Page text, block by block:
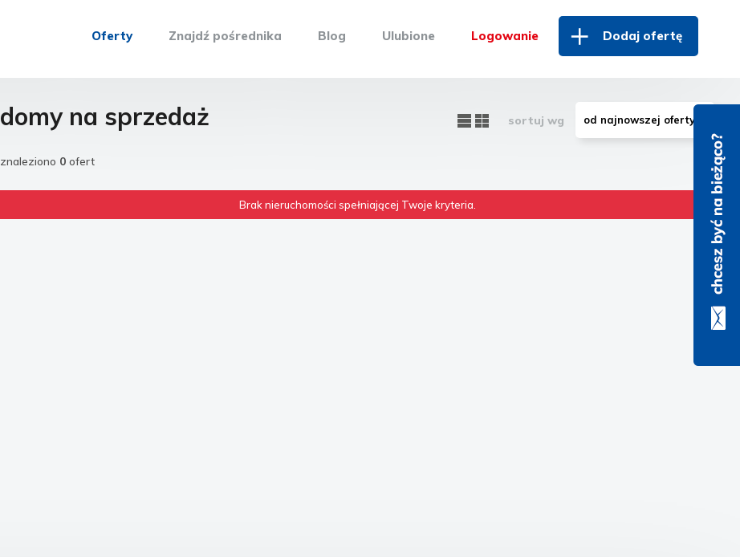
Oferty Znajdź pośrednika Blog Ulubione Logowanie Dodaj ofertę
domy na sprzedaż sortuj wg
znaleziono 0 ofert
Brak nieruchomości spełniającej Twoje kryteria.